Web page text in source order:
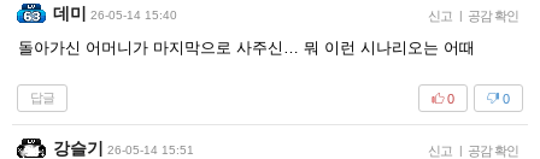
데미 26-05-14 15:40 신고 | 공감 확인
돌아가신 어머니가 마지막으로 사주신… 뭐 이런 시나리오는 어때
답글 0
0
강슬기 26-05-14 15:51 신고 | 공감 확인